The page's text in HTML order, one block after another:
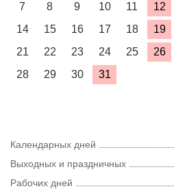
7
8 9 10 11 12
14
15 16 17 18 19
21
22 23 24 25 26
28
29 30 31
Календарных дней
Выходных и праздничных
Рабочих дней